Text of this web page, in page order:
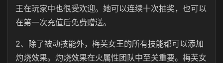
王在玩家中也很受欢迎。她可以连续十次抽奖，也可以
在第一次充值后免费赠送。
2、除了被动技能外，梅芙女王的所有技能都可以添加
灼烧效果。灼烧效果在火属性团队中至关重要。梅芙女